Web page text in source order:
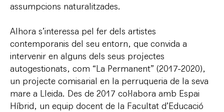
assumpcions naturalitzades.
Alhora s’interessa pel fer dels artistes
contemporanis del seu entorn, que convida a
intervenir en alguns dels seus projectes
autogestionats, com “La Permanent” (2017-2020),
un projecte comisarial en la perruqueria de la seva
mare a Lleida. Des de 2017 col·labora amb Espai
Híbrid, un equip docent de la Facultat d’Educació